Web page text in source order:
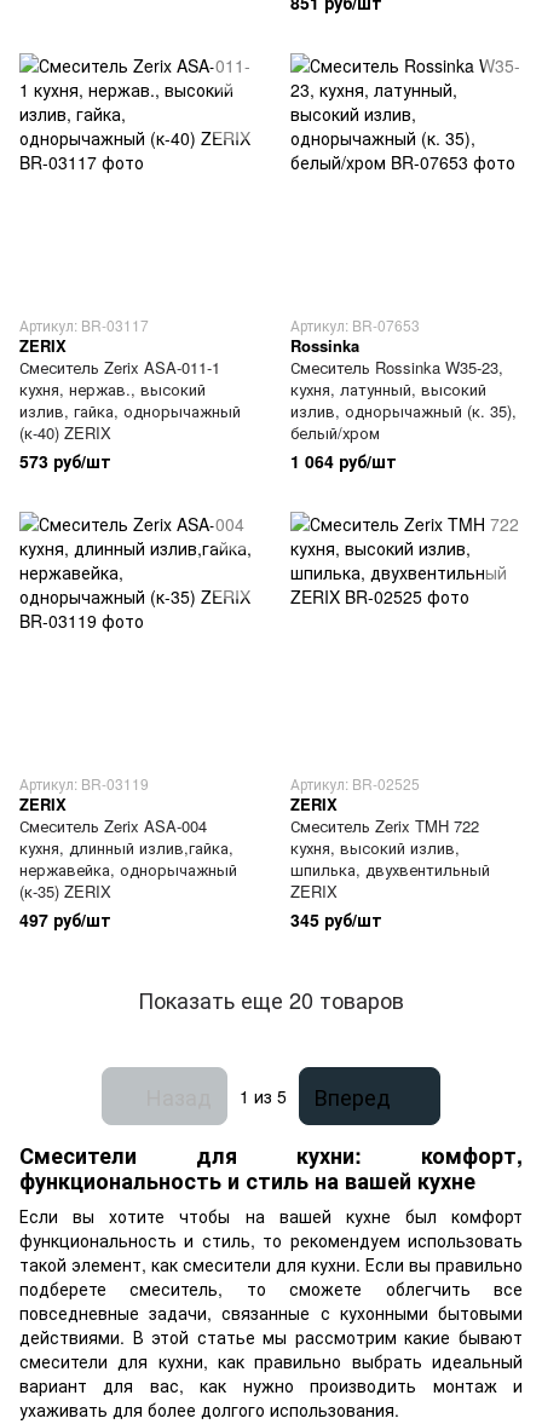
Артикул: BR-03117
ZERIX
Смеситель Zerix ASA-011-1
кухня, нержав., высокий
излив, гайка, однорычажный
(к-40) ZERIX
573 руб/шт
Артикул: BR-07653
Rossinka
Смеситель Rossinka W35-23,
кухня, латунный, высокий
излив, однорычажный (к. 35),
белый/хром
1 064 руб/шт
Артикул: BR-03119
ZERIX
Смеситель Zerix ASA-004
кухня, длинный излив,гайка,
нержавейка, однорычажный
(к-35) ZERIX
497 руб/шт
Артикул: BR-02525
ZERIX
Смеситель Zerix TMH 722
кухня, высокий излив,
шпилька, двухвентильный
ZERIX
345 руб/шт
Показать еще 20 товаров
1 из 5
Вперед
Смесители для кухни: комфорт,
функциональность и стиль на вашей кухне
Если вы хотите чтобы на вашей кухне был комфорт
функциональность и стиль, то рекомендуем использовать
такой элемент, как смесители для кухни. Если вы правильно
подберете смеситель, то сможете облегчить все
повседневные задачи, связанные с кухонными бытовыми
действиями. В этой статье мы рассмотрим какие бывают
смесители для кухни, как правильно выбрать идеальный
вариант для вас, как нужно производить монтаж и
ухаживать для более долгого использования.